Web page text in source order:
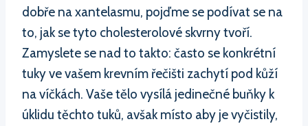
dobře na xantelasmu, pojďme se podívat se na
to, jak se tyto cholesterolové skvrny tvoří.
Zamyslete se nad to takto: často se konkrétní
tuky ve vašem krevním řečišti zachytí pod kůží
na víčkách. Vaše tělo vysílá jedinečné buňky k
úklidu těchto tuků, avšak místo aby je vyčistily,